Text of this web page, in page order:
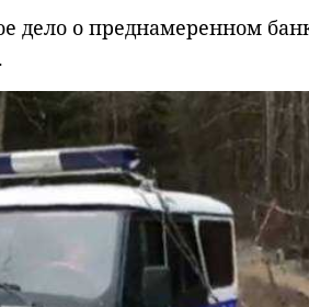
дело о преднамеренном